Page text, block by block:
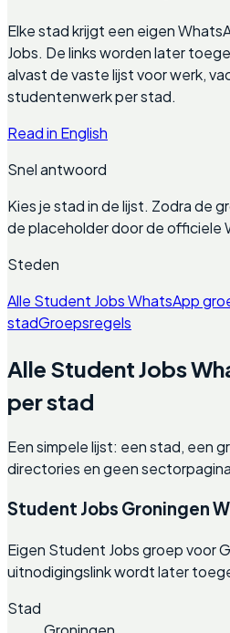
Elke stad krijgt een eigen
Jobs. De links worden later
alvast de vaste lijst voor werk,
studentenwerk per stad.
Read in English
Snel antwoord
Kies je stad in de lijst. Zodra de
de placeholder door de officiele
Steden
Alle Student Jobs WhatsApp
stadGroepsregels
Alle Student Jobs
per stad
Een simpele lijst: een stad, een
directories en geen
Student Jobs Groningen
Eigen Student Jobs groep voor
uitnodigingslink wordt later
Stad